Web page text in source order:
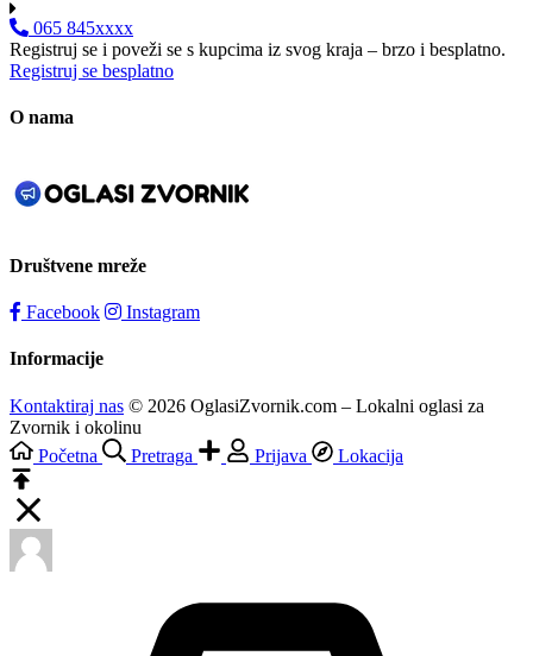
065 845xxxx
Registruj se i poveži se s kupcima iz svog kraja – brzo i besplatno.
Registruj se besplatno
O nama
Društvene mreže
Facebook Instagram
Informacije
Kontaktiraj nas © 2026 OglasiZvornik.com – Lokalni oglasi za
Zvornik i okolinu
Početna
Pretraga Prijava Lokacija